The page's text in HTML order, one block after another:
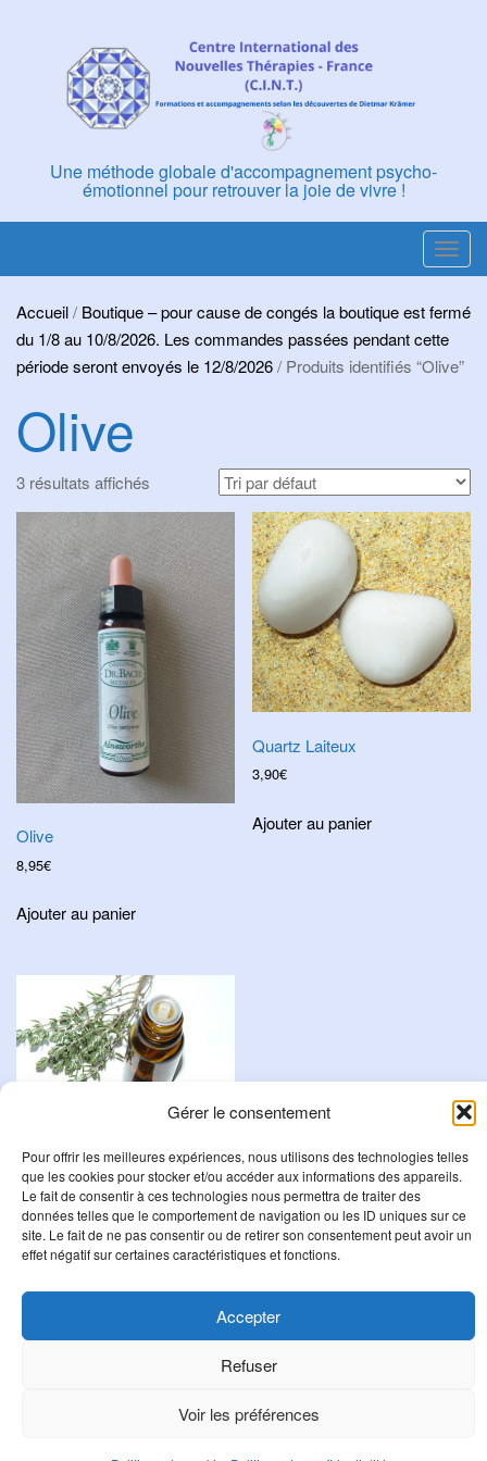
Gérer le consentement
Pour offrir les meilleures expériences, nous utilisons des technologies telles
que les cookies pour stocker et/ou accéder aux informations des appareils.
Le fait de consentir à ces technologies nous permettra de traiter des
données telles que le comportement de navigation ou les ID uniques sur ce
site. Le fait de ne pas consentir ou de retirer son consentement peut avoir un
effet négatif sur certaines caractéristiques et fonctions.
Accepter
Refuser
Voir les préférences
Une méthode globale d'accompagnement psycho-
émotionnel pour retrouver la joie de vivre !
T
o
g
g
l
v
i
g
a
t
i
o
n
Accueil/ Boutique – pour cause de congés la boutique est fermé
du 1/8 au 10/8/2026. Les commandes passées pendant cette
période seront envoyés le 12/8/2026/ Produits identifiés “Olive”
Olive
3 résultats affichés
Olive
8,95€
Ajouter au panier
Quartz Laiteux
3,90€
Ajouter au panier
Tabac 1 ml
29,95€
Ajouter au panier
R